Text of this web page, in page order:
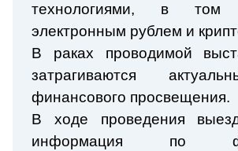
технологиями, в
электронным рублем и
В раках проводимой
затрагиваются
финансового просвещения.
В ходе проведения
информация по